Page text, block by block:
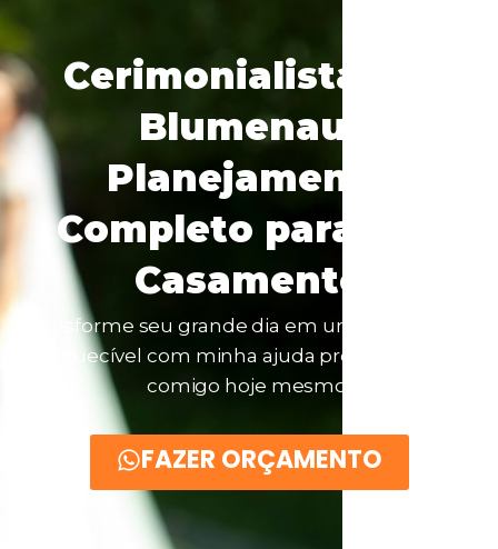
Cerimonialista em
Blumenau:
Planejamento
Completo para Seu
Casamento
Transforme seu grande dia em uma celebração
inesquecível com minha ajuda profissional. Fale
comigo hoje mesmo!
FAZER ORÇAMENTO